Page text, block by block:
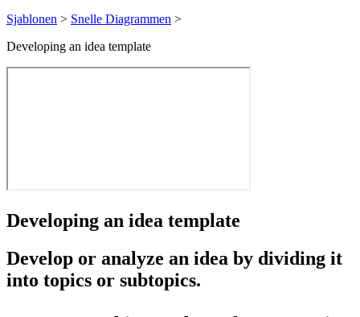
Sjablonen > Snelle Diagrammen >
Developing an idea template
Developing an idea template
Develop or analyze an idea by dividing it
into topics or subtopics.